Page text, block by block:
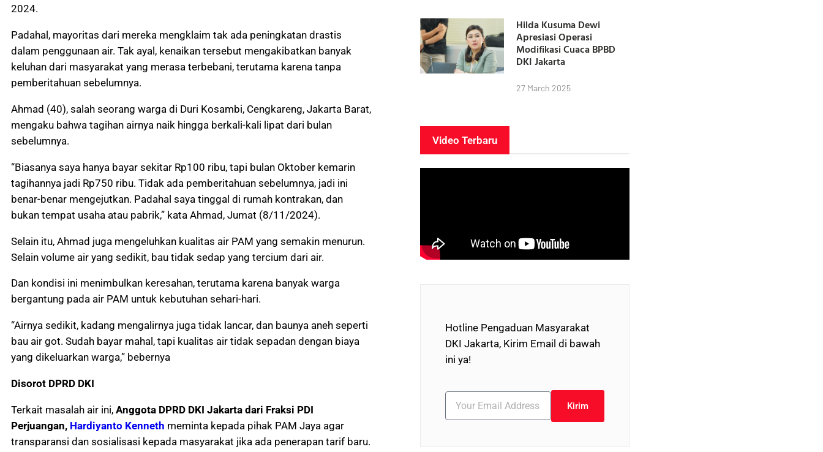
2024.
Padahal, mayoritas dari mereka mengklaim tak ada peningkatan drastis
dalam penggunaan air. Tak ayal, kenaikan tersebut mengakibatkan banyak
keluhan dari masyarakat yang merasa terbebani, terutama karena tanpa
pemberitahuan sebelumnya.
Ahmad (40), salah seorang warga di Duri Kosambi, Cengkareng, Jakarta Barat,
mengaku bahwa tagihan airnya naik hingga berkali-kali lipat dari bulan
sebelumnya.
“Biasanya saya hanya bayar sekitar Rp100 ribu, tapi bulan Oktober kemarin
tagihannya jadi Rp750 ribu. Tidak ada pemberitahuan sebelumnya, jadi ini
benar-benar mengejutkan. Padahal saya tinggal di rumah kontrakan, dan
bukan tempat usaha atau pabrik,” kata Ahmad, Jumat (8/11/2024).
Selain itu, Ahmad juga mengeluhkan kualitas air PAM yang semakin menurun.
Selain volume air yang sedikit, bau tidak sedap yang tercium dari air.
Dan kondisi ini menimbulkan keresahan, terutama karena banyak warga
bergantung pada air PAM untuk kebutuhan sehari-hari.
“Airnya sedikit, kadang mengalirnya juga tidak lancar, dan baunya aneh seperti
bau air got. Sudah bayar mahal, tapi kualitas air tidak sepadan dengan biaya
yang dikeluarkan warga,” bebernya
Disorot DPRD DKI
Terkait masalah air ini, Anggota DPRD DKI Jakarta dari Fraksi PDI
Perjuangan, Hardiyanto Kenneth meminta kepada pihak PAM Jaya agar
transparansi dan sosialisasi kepada masyarakat jika ada penerapan tarif baru.
Hilda Kusuma Dewi
Apresiasi Operasi
Modifikasi Cuaca BPBD
DKI Jakarta
27 March 2025
Video Terbaru
Hotline Pengaduan Masyarakat
DKI Jakarta, Kirim Email di bawah
ini ya!
Kirim